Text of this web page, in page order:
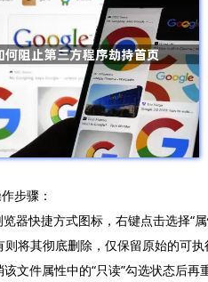
步骤：
器快捷方式图标，右键点击选择“
将其彻底删除，仅保留原始的可
文件属性中的“只读”勾选状态后再